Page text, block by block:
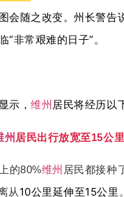
会随之改变。州长警告
“非常艰难的日子”。
示，维州 居民将经历以
州 居民出行放宽至15公里
的80%维州 居民都接种
从 10公里延伸至15公里